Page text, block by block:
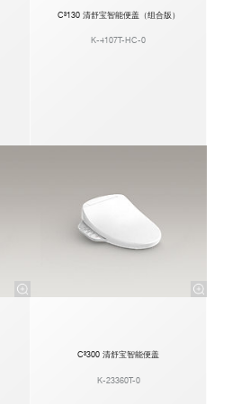
C³130 清舒宝智能便盖（组合版）
K-4107T-HC-0
C³300 清舒宝智能便盖
K-23360T-0